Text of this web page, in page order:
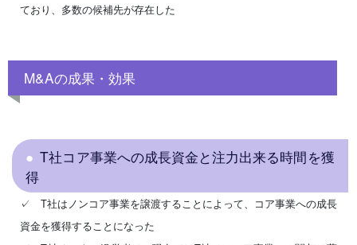
ており、多数の候補先が存在した
M&Aの成果・効果
T社コア事業への成長資金と注力出来る時間を獲
得
✓ T社はノンコア事業を譲渡することによって、コア事業への成長
資金を獲得することになった